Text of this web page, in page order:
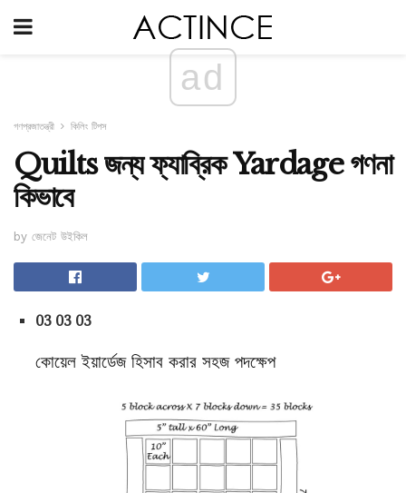
ad
গণপ্রজাতন্ত্রী কিলিং টিপস
Quilts জন্য ফ্যাব্রিক Yardage গণনা
কিভাবে
by জেনেট উইকিল
03 03 03
কোয়েল ইয়ার্ডেজ হিসাব করার সহজ পদক্ষেপ